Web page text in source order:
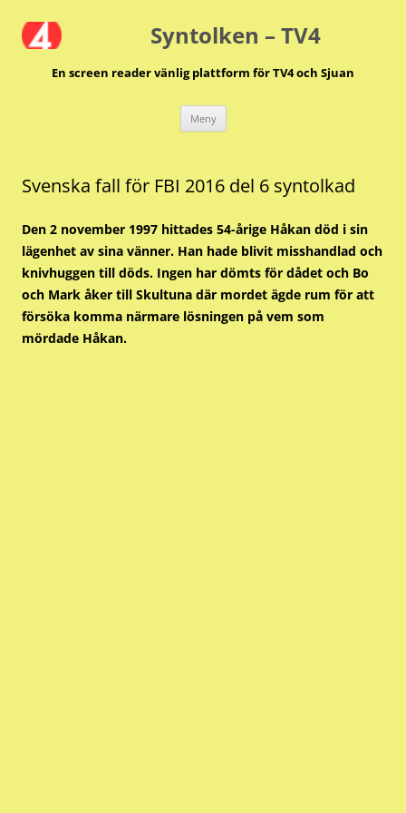
till
innehåll Syntolken – TV4
En screen reader vänlig plattform för TV4 och Sjuan
Meny
Svenska fall för FBI 2016 del 6 syntolkad
Den 2 november 1997 hittades 54-årige Håkan död i sin
lägenhet av sina vänner. Han hade blivit misshandlad och
knivhuggen till döds. Ingen har dömts för dådet och Bo
och Mark åker till Skultuna där mordet ägde rum för att
försöka komma närmare lösningen på vem som
mördade Håkan.